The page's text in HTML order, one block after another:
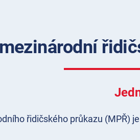
řidičského průkazu (MPŘ)